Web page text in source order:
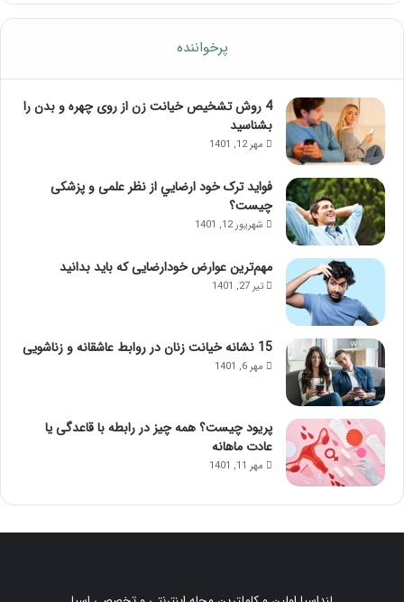
پرخواننده
4 روش تشخیص خیانت زن از روی چهره و بدن را
بشناسید
مهر 12, 1401
فواید ترک خود ارضايي از نظر علمی و پزشکی
چیست؟
شهریور 12, 1401
مهم‌ترین عوارض خودارضایی که باید بدانید
تیر 27, 1401
15 نشانه خیانت زنان در روابط عاشقانه و زناشویی
مهر 6, 1401
پریود چیست؟ همه چیز در رابطه با قاعدگی یا
عادت ماهانه
مهر 11, 1401